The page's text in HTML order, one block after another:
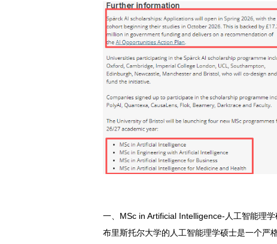
一、MSc in Artificial Intelligence-人工智能理学
布里斯托尔大学的人工智能理学硕士是一个严